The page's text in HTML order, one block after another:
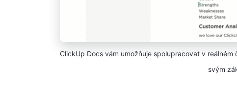
ClickUp Docs vám umožňuje spolupracovat v
svým